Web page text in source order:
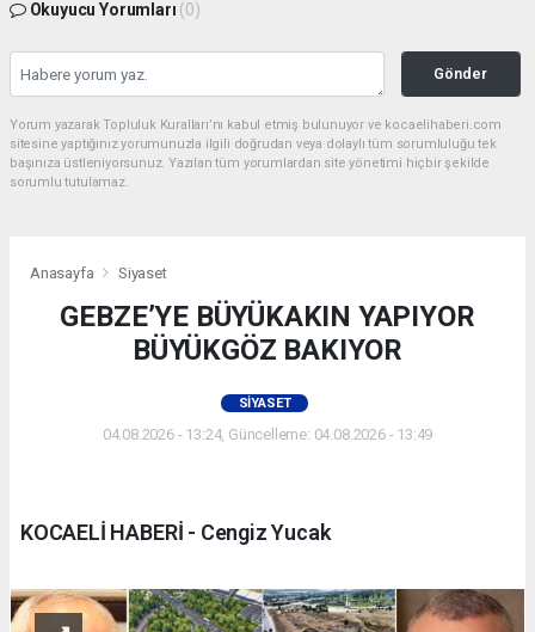
Okuyucu Yorumları (0)
Gönder
Yorum yazarak Topluluk Kuralları’nı kabul etmiş bulunuyor ve kocaelihaberi.com
sitesine yaptığınız yorumunuzla ilgili doğrudan veya dolaylı tüm sorumluluğu tek
başınıza üstleniyorsunuz. Yazılan tüm yorumlardan site yönetimi hiçbir şekilde
sorumlu tutulamaz.
Anasayfa Siyaset
GEBZE’YE BÜYÜKAKIN YAPIYOR
BÜYÜKGÖZ BAKIYOR
SIYASET
04.08.2026 - 13:24, Güncelleme: 04.08.2026 - 13:49
KOCAELİ HABERİ - Cengiz Yucak